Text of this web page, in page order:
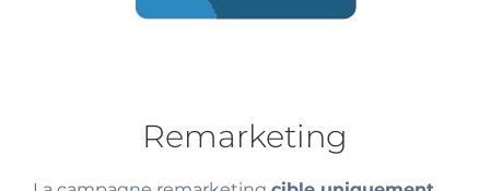
Remarketing